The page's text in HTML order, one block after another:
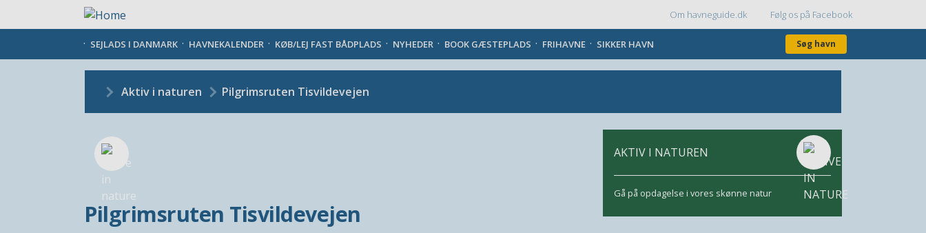
Topmenu
Om havneguide.dk Følg os på Facebook
SEJLADS I DANMARK HAVNEKALENDER KØB/LEJ FAST BÅDPLADS NYHEDER BOOK GÆSTEPLADS FRIHAVNE SIKKER HAVN Søg havn
Aktiv i naturen Pilgrimsruten Tisvildevejen
Pilgrimsruten Tisvildevejen
AKTIV I NATUREN
Gå på opdagelse i vores skønne natur